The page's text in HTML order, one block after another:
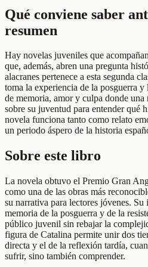
Qué conviene saber
resumen
Hay novelas juveniles que
que, además, abren una pregunta
alacranes pertenece a esta segunda
toma la experiencia de la posguerra
de memoria, amor y culpa donde
sobre su juventud para entender qué
novela funciona tanto como relato
un periodo áspero de la historia
Sobre este libro
La novela obtuvo el Premio Gran
como una de las obras más
su narrativa para lectores jóvenes. Su
memoria de la posguerra y de la
público juvenil sin rebajar la
figura de Catalina permite unir dos
directa y el de la reflexión tardía,
sufrir, sino también comprender.